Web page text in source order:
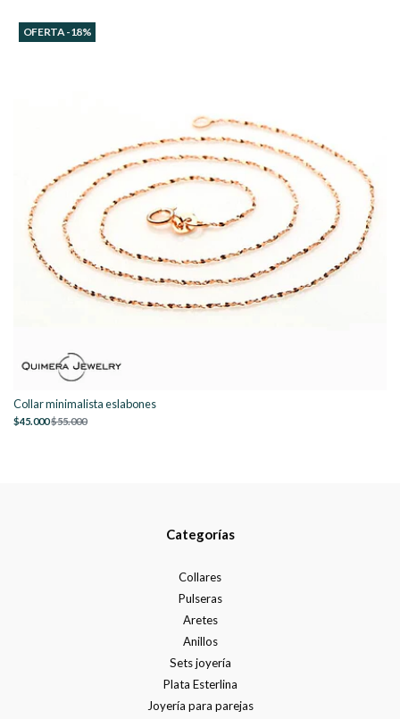
OFERTA -18%
Collar minimalista eslabones
$45.000$55.000
Categorías
Collares
Pulseras
Aretes
Anillos
Sets joyería
Plata Esterlina
Joyería para parejas